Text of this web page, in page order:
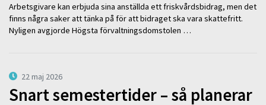
Arbetsgivare kan erbjuda sina anställda ett friskvårdsbidrag, men det
finns några saker att tänka på för att bidraget ska vara skattefritt.
Nyligen avgjorde Högsta förvaltningsdomstolen …
22 maj 2026
Snart semestertider – så planerar